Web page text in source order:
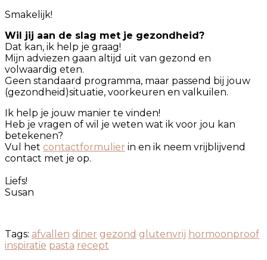
Smakelijk!
Wil jij aan de slag met je gezondheid?
Dat kan, ik help je graag!
Mijn adviezen gaan altijd uit van gezond en
volwaardig eten.
Geen standaard programma, maar passend bij jouw
(gezondheid)situatie, voorkeuren en valkuilen.
Ik help je jouw manier te vinden!
Heb je vragen of wil je weten wat ik voor jou kan
betekenen?
Vul het contactformulier in en ik neem vrijblijvend
contact met je op.
Liefs!
Susan
Tags: afvallen diner gezond glutenvrij hormoonproof
inspiratie pasta recept